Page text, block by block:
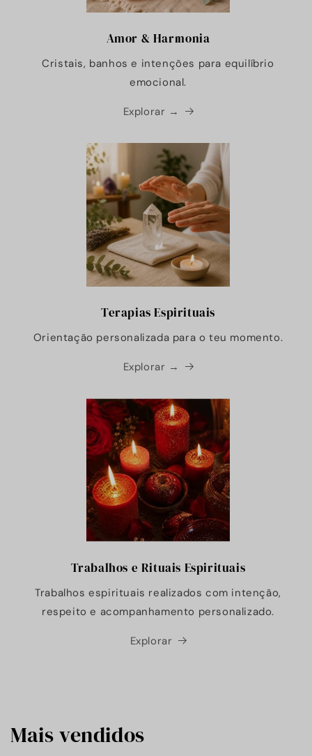
Amor & Harmonia
Cristais, banhos e intenções para equilíbrio
emocional.
Explorar →
Terapias Espirituais
Orientação personalizada para o teu momento.
Explorar →
Trabalhos e Rituais Espirituais
Trabalhos espirituais realizados com intenção,
respeito e acompanhamento personalizado.
Explorar
Mais vendidos